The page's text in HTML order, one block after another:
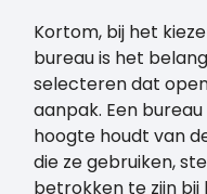
Kortom, bij het
bureau is het
selecteren dat
aanpak. Een
hoogte houdt van
die ze gebruiken,
betrokken te zijn